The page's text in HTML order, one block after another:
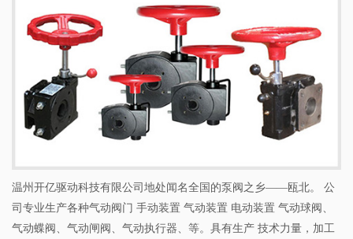
温州开亿驱动科技有限公司地处闻名全国的泵阀之乡——瓯北。 公
司专业生产各种气动阀门 手动装置 气动装置 电动装置 气动球阀、
气动蝶阀、气动闸阀、气动执行器、等。具有生产 技术力量，加工